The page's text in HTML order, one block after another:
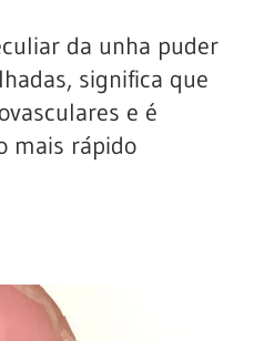
da unha puder
significa que
e é
mais rápido